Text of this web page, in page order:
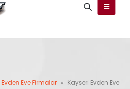
Evden Eve Firmalar » Kayseri Evden Eve